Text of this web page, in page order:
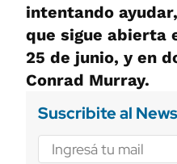
intentando
que sigue abierta
25 de junio, y en
Conrad Murray.
Suscribite al